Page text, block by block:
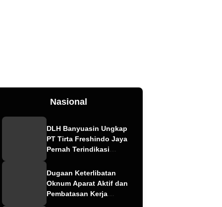
Nasional
DLH Banyuasin Ungkap
PT Tirta Freshindo Jaya
Pernah Terindikasi
Dugaan Limbah Kembali
Diselidiki
Dugaan Keterlibatan
Oknum Aparat Aktif dan
Pembatasan Kerja